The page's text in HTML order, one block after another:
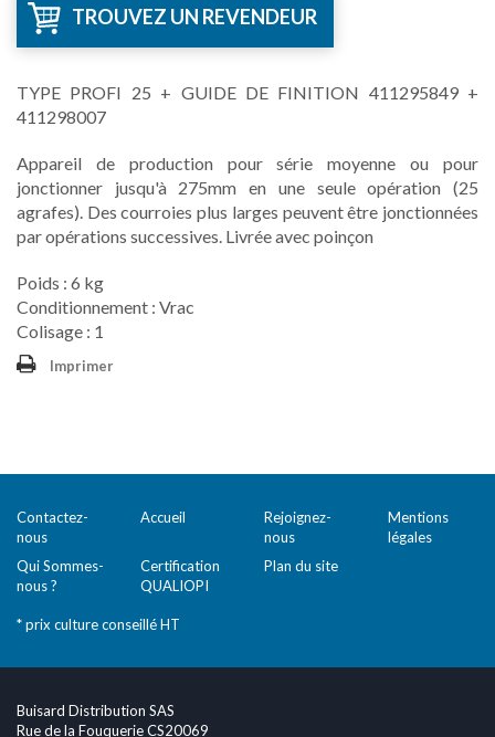
TROUVEZ UN REVENDEUR
TYPE PROFI 25 + GUIDE DE FINITION 411295849 +
411298007
Appareil de production pour série moyenne ou pour
jonctionner jusqu'à 275mm en une seule opération (25
agrafes). Des courroies plus larges peuvent être jonctionnées
par opérations successives. Livrée avec poinçon
Poids : 6 kg
Conditionnement : Vrac
Colisage : 1
Imprimer
Contactez-
nous
Accueil
Rejoignez-
nous
Mentions
légales
Qui Sommes-
nous ?
Certification
QUALIOPI
Plan du site
* prix culture conseillé HT
Buisard Distribution SAS
Rue de la Fouquerie CS20069